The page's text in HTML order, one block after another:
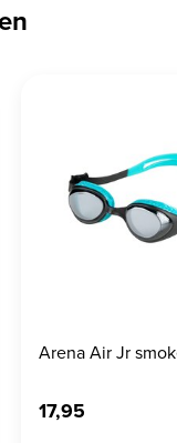
Arena Air Jr
17,95